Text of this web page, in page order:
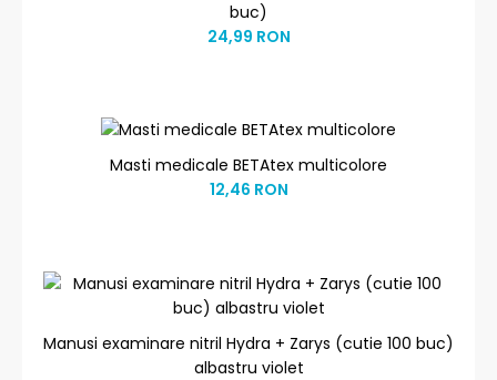
buc)
24,99 RON
Masti medicale BETAtex multicolore
12,46 RON
Manusi examinare nitril Hydra + Zarys (cutie 100 buc)
albastru violet